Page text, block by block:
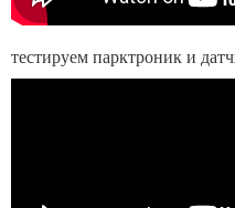
тестируем парктроник и